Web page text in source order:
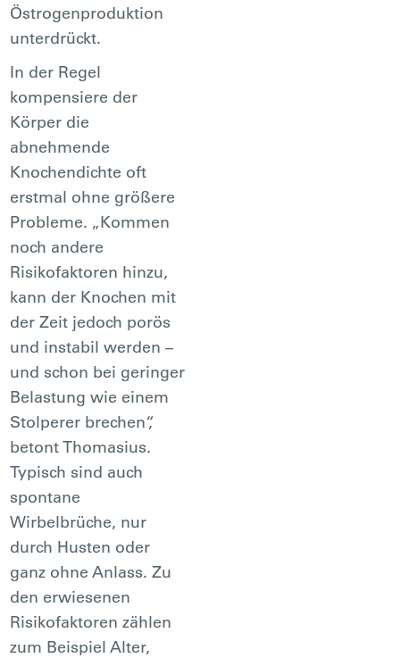
Östrogenproduktion
unterdrückt.
In der Regel
kompensiere der
Körper die
abnehmende
Knochendichte oft
erstmal ohne größere
Probleme. „Kommen
noch andere
Risikofaktoren hinzu,
kann der Knochen mit
der Zeit jedoch porös
und instabil werden –
und schon bei geringer
Belastung wie einem
Stolperer brechen“,
betont Thomasius.
Typisch sind auch
spontane
Wirbelbrüche, nur
durch Husten oder
ganz ohne Anlass. Zu
den erwiesenen
Risikofaktoren zählen
zum Beispiel Alter,